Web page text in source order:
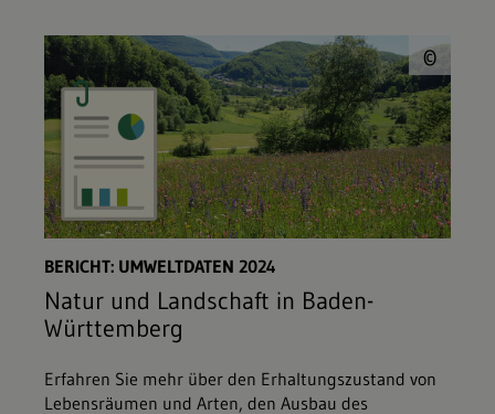
© ©
BERICHT: UMWELTDATEN 2024
Natur und Landschaft in Baden-
Württemberg
Erfahren Sie mehr über den Erhaltungszustand von
Lebensräumen und Arten, den Ausbau des